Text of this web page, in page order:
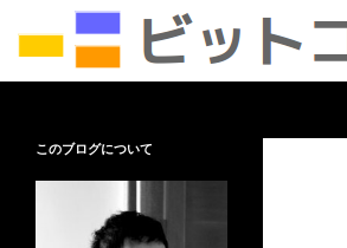
ビットコイン及びブロックチェーン
このブログについて